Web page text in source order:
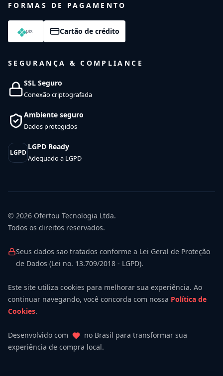
FORMAS DE PAGAMENTO
Cartão de crédito
SEGURANÇA & COMPLIANCE
SSL Seguro
Conexão criptografada
Ambiente seguro
Dados protegidos
LGPD
LGPD Ready
Adequado a LGPD
© 2026 Ofertou Tecnologia Ltda.
Todos os direitos reservados.
Seus dados sao tratados conforme a Lei Geral de Proteção
de Dados (Lei no. 13.709/2018 - LGPD).
Este site utiliza cookies para melhorar sua experiência. Ao
continuar navegando, você concorda com nossa Política de
Cookies.
Desenvolvido com
no Brasil para transformar sua
experiência de compra local.